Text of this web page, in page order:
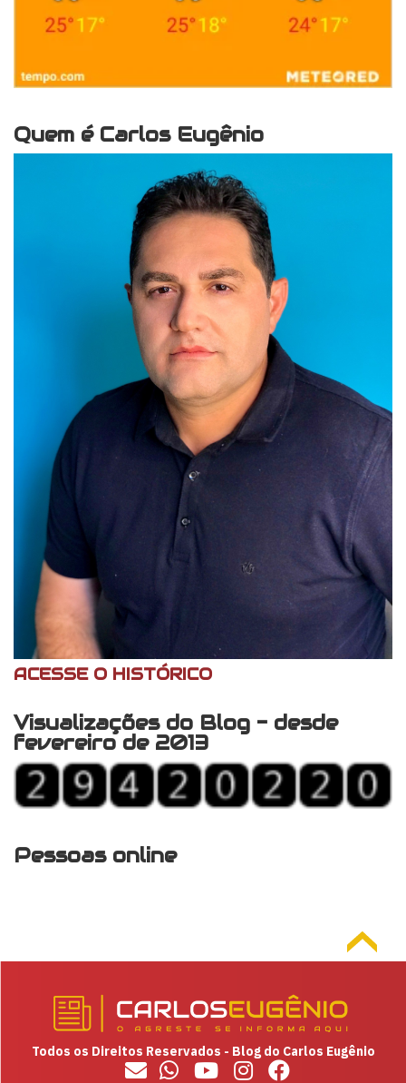
Quem é Carlos Eugênio
ACESSE O HISTÓRICO
Visualizações do Blog - desde
fevereiro de 2013
Pessoas online
Todos os Direitos Reservados - Blog do Carlos Eugênio